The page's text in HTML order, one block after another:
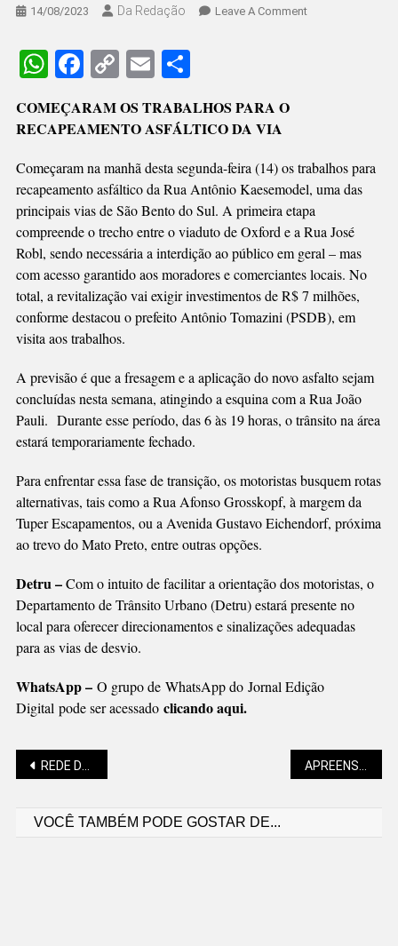
14/08/2023 Da Redação Leave A CommentOn
WhatsApp
Facebook
CopyEmailShare
COMEÇARAM OS TRABALHOS PARA O
RECAPEAMENTO ASFÁLTICO DA VIA
Começaram na manhã desta segunda-feira (14) os trabalhos para
recapeamento asfáltico da Rua Antônio Kaesemodel, uma das
principais vias de São Bento do Sul. A primeira etapa
compreende o trecho entre o viaduto de Oxford e a Rua José
Robl, sendo necessária a interdição ao público em geral – mas
com acesso garantido aos moradores e comerciantes locais. No
total, a revitalização vai exigir investimentos de R$ 7 milhões,
conforme destacou o prefeito Antônio Tomazini (PSDB), em
visita aos trabalhos.
A previsão é que a fresagem e a aplicação do novo asfalto sejam
concluídas nesta semana, atingindo a esquina com a Rua João
Pauli. Durante esse período, das 6 às 19 horas, o trânsito na área
estará temporariamente fechado.
Para enfrentar essa fase de transição, os motoristas busquem rotas
alternativas, tais como a Rua Afonso Grosskopf, à margem da
Tuper Escapamentos, ou a Avenida Gustavo Eichendorf, próxima
ao trevo do Mato Preto, entre outras opções.
Detru –Com o intuito de facilitar a orientação dos motoristas, o
Departamento de Trânsito Urbano (Detru) estará presente no
local para oferecer direcionamentos e sinalizações adequadas
para as vias de desvio.
WhatsApp – O grupo de WhatsApp do Jornal Edição
Digital pode ser acessado clicando aqui.
Navegação
REDE DOS CENTROS DE INOVAÇÃO DISCUTIDA EM SÃO BENTO DO SUL
VOCÊ TAMBÉM PODE GOSTAR DE...